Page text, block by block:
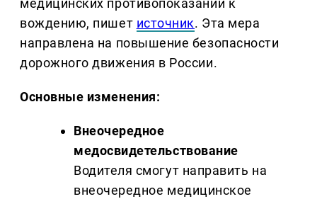
медицинских противопоказаний к
вождению, пишет источник. Эта мера
направлена на повышение безопасности
дорожного движения в России.
Основные изменения:
Внеочередное
медосвидетельствование
Водителя смогут направить на
внеочередное медицинское